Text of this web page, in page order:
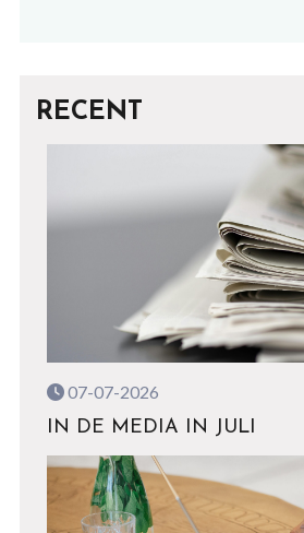
RECENT
07-07-2026
IN DE MEDIA IN JULI